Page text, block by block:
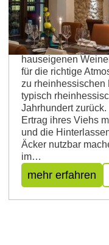
Kuhkapelle im
Das Kreuzgewölbe
einer Vinothek
hauseigenen
für die richtige
zu
typisch
Jahrhundert
Ertrag ihres Viehs
und die
Äcker nutzbar
im…
mehr erfahren